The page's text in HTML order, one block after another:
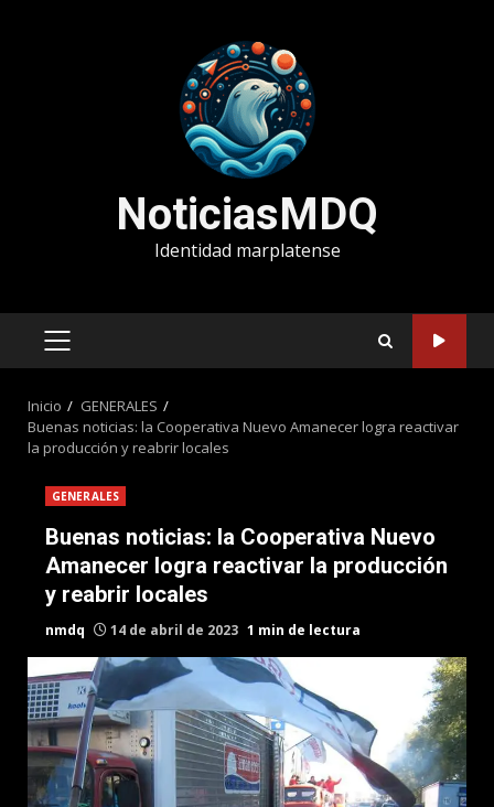
NoticiasMDQ
Identidad marplatense
MENÚ
Inicio
GENERALES
Buenas noticias: la Cooperativa Nuevo Amanecer logra reactivar
la producción y reabrir locales
GENERALES
Buenas noticias: la Cooperativa Nuevo
Amanecer logra reactivar la producción
y reabrir locales
nmdq 14 de abril de 2023 1 min de lectura